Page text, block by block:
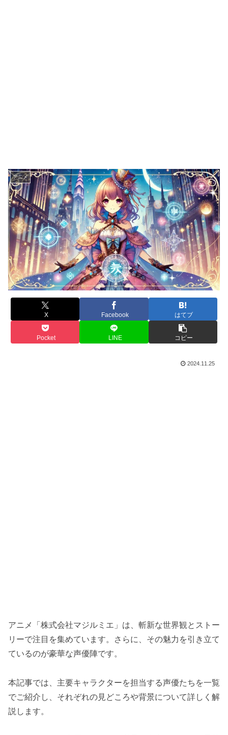
ア二メ
X Facebook はてブ
Pocket LINE コピー
2024.11.25
アニメ「株式会社マジルミエ」は、斬新な世界観とストー
リーで注目を集めています。さらに、その魅力を引き立て
ているのが豪華な声優陣です。
本記事では、主要キャラクターを担当する声優たちを一覧
でご紹介し、それぞれの見どころや背景について詳しく解
説します。